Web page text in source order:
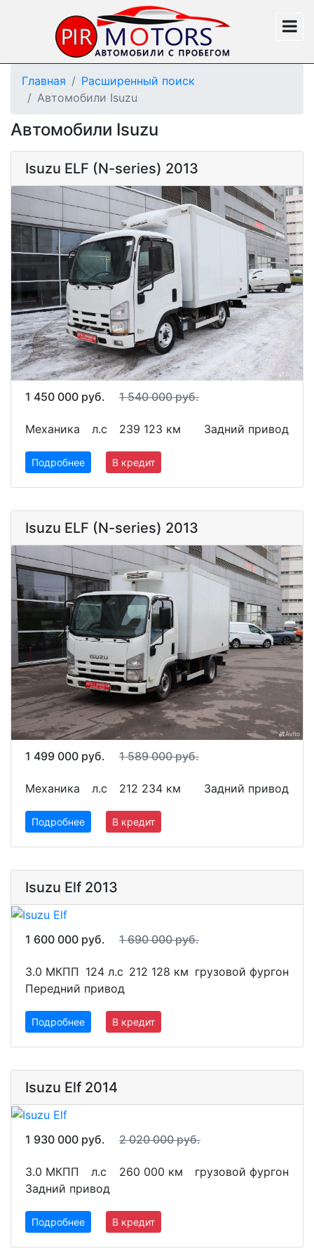
Главная
Расширенный поиск
Автомобили Isuzu
Автомобили Isuzu
Isuzu ELF (N-series) 2013
1 450 000 руб. 1 540 000 руб.
Механика л.с 239 123 км Задний привод
Подробнее В кредит
Isuzu ELF (N-series) 2013
1 499 000 руб. 1 589 000 руб.
Механика л.с 212 234 км Задний привод
Подробнее В кредит
Isuzu Elf 2013
1 600 000 руб. 1 690 000 руб.
3.0 МКПП 124 л.с 212 128 км грузовой фургон
Передний привод
Подробнее В кредит
Isuzu Elf 2014
1 930 000 руб. 2 020 000 руб.
3.0 МКПП л.с 260 000 км
грузовой фургон
Задний привод
Подробнее В кредит